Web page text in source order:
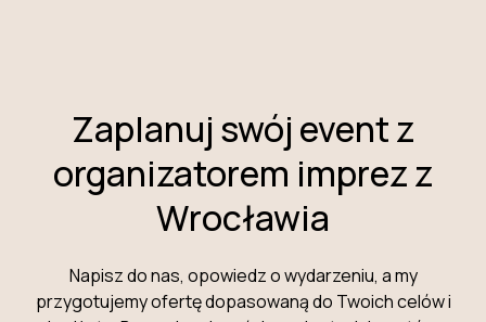
Zaplanuj swój event z
organizatorem imprez z
Wrocławia
Napisz do nas, opowiedz o wydarzeniu, a my
przygotujemy ofertę dopasowaną do Twoich celów i